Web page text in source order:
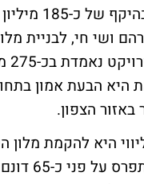
בנק
ושי חי, לבניית
היא הבעת אמון
באזור הצפון.
היא להקמת